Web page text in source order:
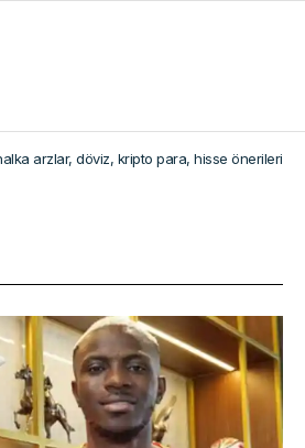
arzlar, döviz, kripto para, hisse önerileri